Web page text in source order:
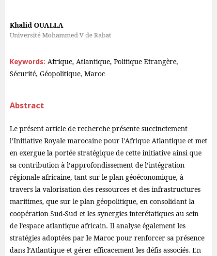
Khalid OUALLA
Université Mohammed V de Rabat
Keywords: Afrique, Atlantique, Politique Etrangère,
Sécurité, Géopolitique, Maroc
Abstract
Le présent article de recherche présente succinctement
l’Initiative Royale marocaine pour l’Afrique Atlantique et met
en exergue la portée stratégique de cette initiative ainsi que
sa contribution à l’approfondissement de l’intégration
régionale africaine, tant sur le plan géoéconomique, à
travers la valorisation des ressources et des infrastructures
maritimes, que sur le plan géopolitique, en consolidant la
coopération Sud-Sud et les synergies interétatiques au sein
de l’espace atlantique africain. Il analyse également les
stratégies adoptées par le Maroc pour renforcer sa présence
dans l’Atlantique et gérer efficacement les défis associés. En